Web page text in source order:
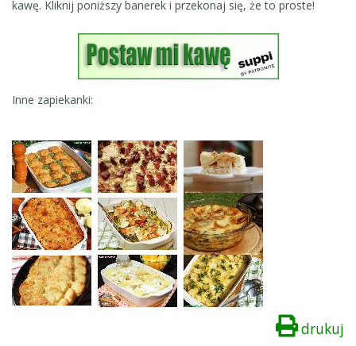
kawę. Kliknij poniższy banerek i przekonaj się, że to proste!
Inne zapiekanki:
drukuj